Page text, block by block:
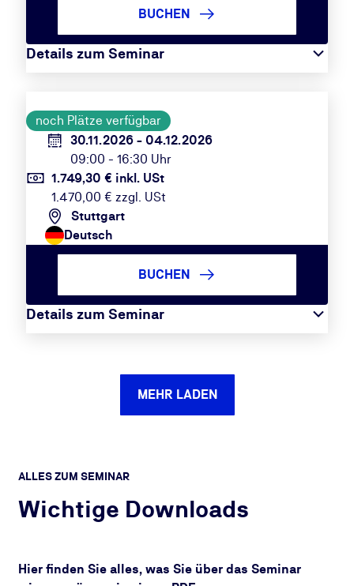
Details zum Seminar
BUCHEN
noch Plätze verfügbar
30.11.2026 - 04.12.2026
09:00 - 16:30 Uhr
1.749,30 € inkl. USt
1.470,00 € zzgl. USt
Stuttgart
Deutsch
Details zum Seminar
BUCHEN
MEHR LADEN
ALLES ZUM SEMINAR
Wichtige Downloads
Hier finden Sie alles, was Sie über das Seminar